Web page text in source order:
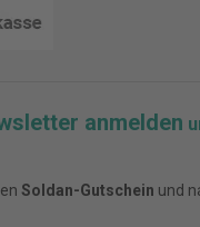
anmelden
Soldan-Gutschein und